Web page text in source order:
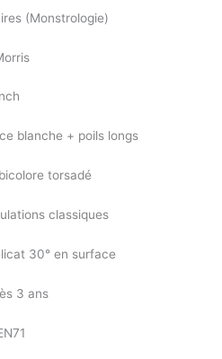
(Monstrologie)
blanche + poils longs
torsadé
classiques
30° en surface
3 ans